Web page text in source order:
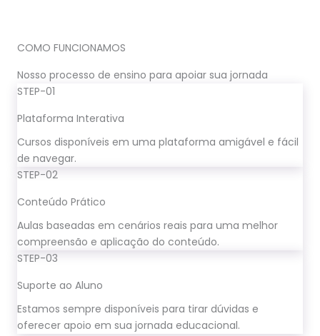
COMO FUNCIONAMOS
Nosso processo de ensino para apoiar sua jornada
STEP-01
Plataforma Interativa
Cursos disponíveis em uma plataforma amigável e fácil
de navegar.
STEP-02
Conteúdo Prático
Aulas baseadas em cenários reais para uma melhor
compreensão e aplicação do conteúdo.
STEP-03
Suporte ao Aluno
Estamos sempre disponíveis para tirar dúvidas e
oferecer apoio em sua jornada educacional.